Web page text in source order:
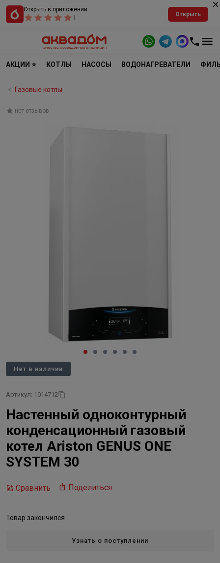
Открыть в приложении
1
Открыть
АКЦИИ ⭐ КОТЛЫ НАСОСЫ ВОДОНАГРЕВАТЕЛИ
Газовые котлы
нет отзывов
Нет в наличии
Артикул: 1014712
Настенный одноконтурный
конденсационный газовый
котел Ariston GENUS ONE
SYSTEM 30
Сравнить Поделиться
Товар закончился
Узнать о поступлении